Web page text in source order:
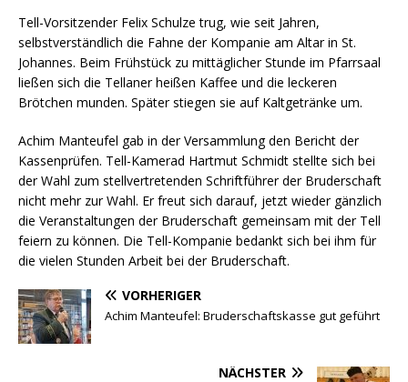
Tell-Vorsitzender Felix Schulze trug, wie seit Jahren,
selbstverständlich die Fahne der Kompanie am Altar in St.
Johannes. Beim Frühstück zu mittäglicher Stunde im Pfarrsaal
ließen sich die Tellaner heißen Kaffee und die leckeren
Brötchen munden. Später stiegen sie auf Kaltgetränke um.
Achim Manteufel gab in der Versammlung den Bericht der
Kassenprüfen. Tell-Kamerad Hartmut Schmidt stellte sich bei
der Wahl zum stellvertretenden Schriftführer der Bruderschaft
nicht mehr zur Wahl. Er freut sich darauf, jetzt wieder gänzlich
die Veranstaltungen der Bruderschaft gemeinsam mit der Tell
feiern zu können. Die Tell-Kompanie bedankt sich bei ihm für
die vielen Stunden Arbeit bei der Bruderschaft.
VORHERIGER
Achim Manteufel: Bruderschaftskasse gut geführt
NÄCHSTER